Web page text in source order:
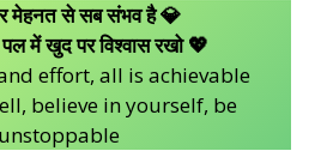
से सब संभव है 💎
में खुद पर विश्वास रखो 💖
effort, all is achievable
believe in yourself, be
unstoppable